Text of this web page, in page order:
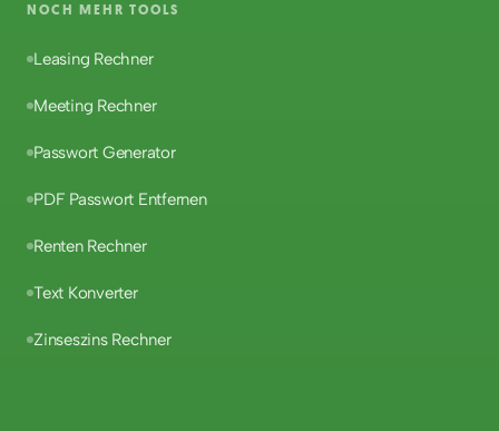
NOCH MEHR TOOLS
Leasing Rechner
Meeting Rechner
Passwort Generator
PDF Passwort Entfernen
Renten Rechner
Text Konverter
Zinseszins Rechner